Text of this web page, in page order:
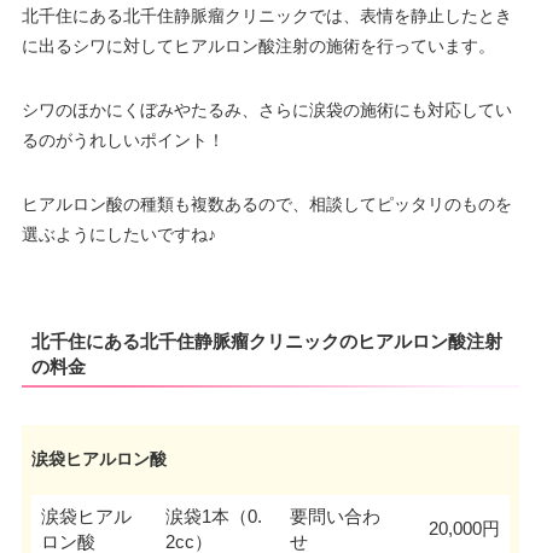
北千住にある北千住静脈瘤クリニックでは、表情を静止したとき
に出るシワに対してヒアルロン酸注射の施術を行っています。
シワのほかにくぼみやたるみ、さらに涙袋の施術にも対応してい
るのがうれしいポイント！
ヒアルロン酸の種類も複数あるので、相談してピッタリのものを
選ぶようにしたいですね♪
北千住にある北千住静脈瘤クリニックのヒアルロン酸注射
の料金
涙袋ヒアルロン酸
涙袋ヒアル
ロン酸
涙袋1本（0.
2cc）
要問い合わ
せ
20,000円